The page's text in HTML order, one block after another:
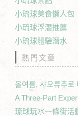
小琉球美食懶人包
小琉球浮潛推薦
小琉球體驗潛水
熱門文章
올여름, 샤오류추로
A Three-Part
琉球玩水一條街活